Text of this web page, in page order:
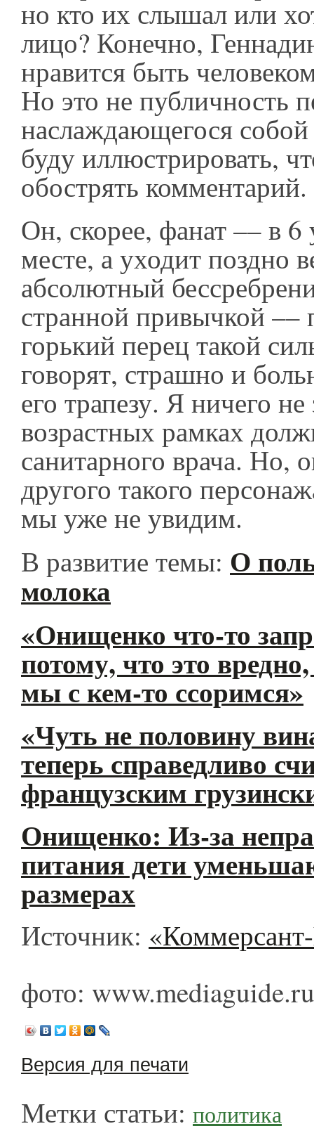
но кто их слышал или
лицо? Конечно,
нравится быть
Но это не публичность
наслаждающегося собой
буду иллюстрировать,
обострять
Он, скорее, фанат –– в 6
месте, а уходит поздно
абсолютный
странной привычкой ––
горький перец такой
говорят, страшно и
его трапезу. Я ничего
возрастных рамках
санитарного врача. Но,
другого такого
мы уже не увидим.
В развитие темы: О
молока
«Онищенко что-то
потому, что это
мы с кем-то ссоримся»
«Чуть не половину
теперь справедливо
французским
Онищенко: Из-за
питания дети
размерах
Источник:
фото: www.mediaguide.ru
Версия для печати
Метки статьи: политика